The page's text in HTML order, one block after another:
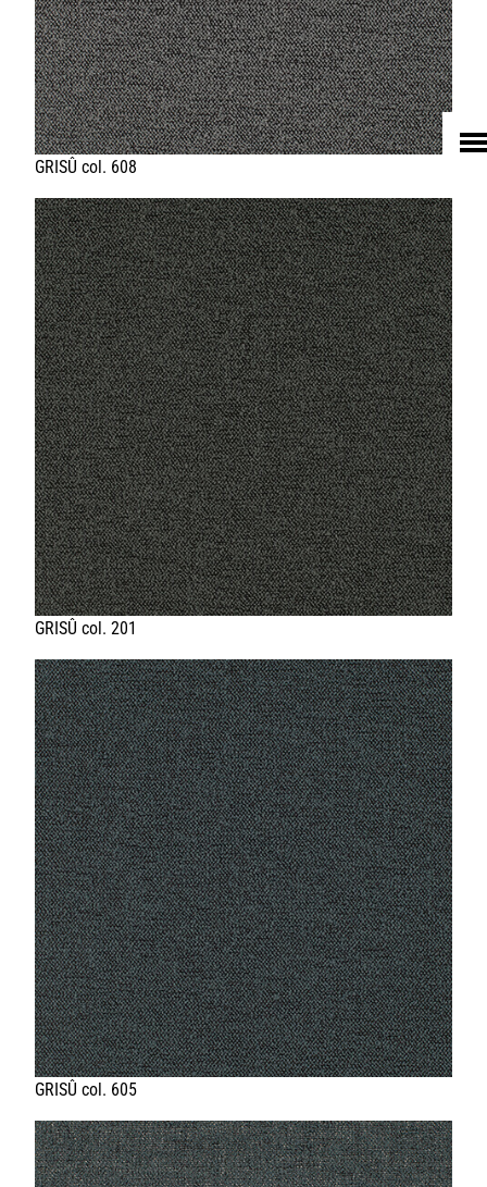
HOME
UNTERNEHMEN
LEDER
TEXTIL
ECO FRIENDLY
SHOP PELLEBELLE
PRODUKTE
DIENSTLEISTUNGEN
KNOW HOW
NEWS
KONTAKT